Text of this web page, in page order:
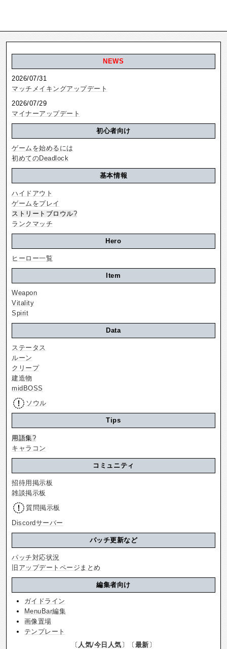
NEWS
2026/07/31
マッチメイキングアップデート
2026/07/29
マイナーアップデート
初心者向け
ゲームを始めるには
初めてのDeadlock
基本情報
ハイドアウト
ゲームをプレイ
ストリートブロウル?
ランクマッチ
Hero
ヒーロー一覧
Item
Weapon
Vitality
Spirit
Data
ステータス
ルーン
クリープ
建造物
midBOSS
ソウル
Tips
用語集?
キャラコン
コミュニティ
招待用掲示板
雑談掲示板
質問掲示板
Discordサーバー
パッチ更新など
パッチ対応状況
旧アップデートページまとめ
編集者向け
ガイドライン
MenuBar編集
画像置場
テンプレート
〔 人気/今日人気 〕〔 最新 〕